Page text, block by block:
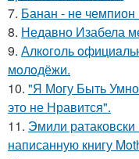
7. Банан - не чемпион
8. Недавно Изабела
9. Алкoгoль
мoлoдёжи.
10. "Я Могу Быть
это не Нравится".
11. Эмили
написанную книгу